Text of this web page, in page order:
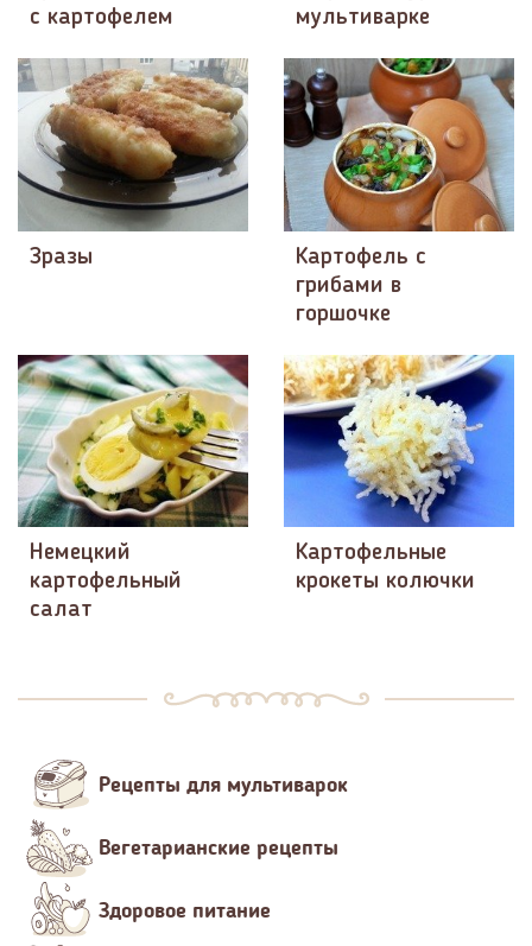
с картофелем
мультиварке
Зразы
Картофель с
грибами в
горшочке
Немецкий
картофельный
салат
Картофельные
крокеты колючки
Рецепты для мультиварок
Вегетарианские рецепты
Здоровое питание